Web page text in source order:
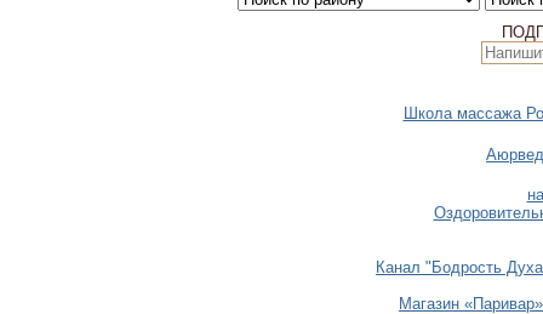
Школа массажа
Канал "Бодрость
Магазин